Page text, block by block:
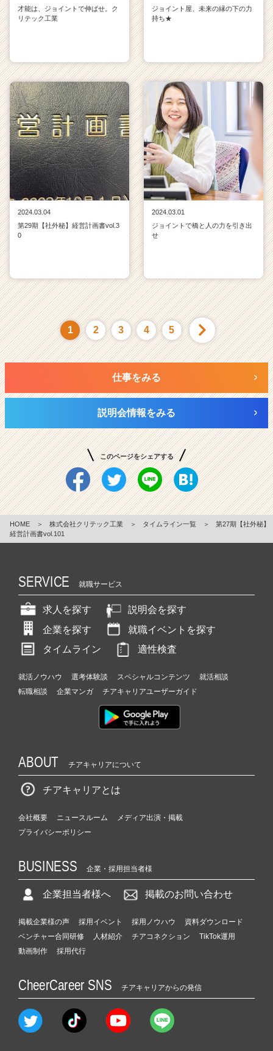
才能は、ジョイントで伸ばせ。ク
リテック工業
ジョイント屋、未来の縁の下の力
持ち★
2024.03.04
第29期【社外秘】経営計画書vol.3
0
2024.03.01
ジョイントで橋と人の力を引き出
せ
1 2 3 4 5
仕事をみる
説明会情報をみる
このページをシェアする
HOME ＞ 株式会社クリテック工業 ＞ タイムライン一覧 ＞
第27期【社外秘】
経営計画書vol.101
SERVICE 就職サービス
求人を探す
説明会を探す
企業を探す
就職イベントを探す
タイムライン
適性検査
就活ノウハウ 選考体験談 スペシャルコンテンツ
就活相談
転職相談
企業マンガ チアキャリアユーザーガイド
ABOUT チアキャリアについて
チアキャリアとは
会社概要 ニュースルーム
メディア出演・掲載
プライバシーポリシー
BUSINESS 企業・採用担当者様
企業担当者様へ 掲載のお問い合わせ
掲載企業様の声 採用イベント 採用ノウハウ
資料ダウンロード
ベンチャー合同研修
人材紹介 チアコネクション
TikTok運用
動画制作
採用代行
CheerCareer SNS チアキャリアからの発信